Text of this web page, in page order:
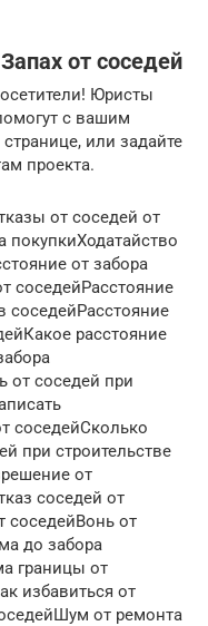
от соседей
Юристы
с вашим
или задайте
проекта.
от соседей от
покупкиХодатайство
от забора
соседейРасстояние
соседейРасстояние
расстояние
от соседей при
соседейСколько
при строительстве
от
соседей от
соседейВонь от
до забора
границы от
избавиться от
от ремонта